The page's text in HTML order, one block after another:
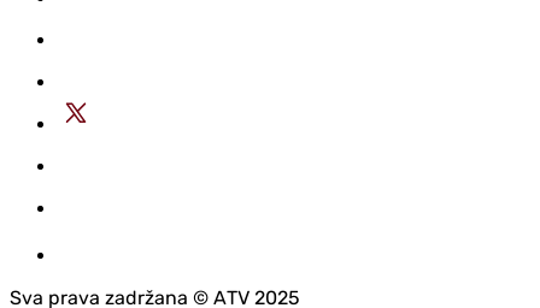
Sva prava zadržana © АTV 2025